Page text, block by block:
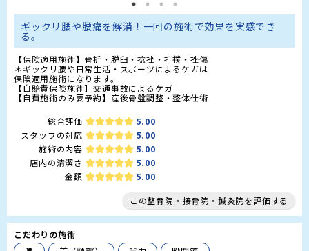
ギックリ腰や腰痛を解消！一回の施術で効果を実感でき
る。
【保険適用施術】骨折・脱臼・捻挫・打撲・挫傷
＊ギックリ腰や日常生活・スポーツによるケガは
保険適用施術になります。
【自賠責保険施術】交通事故によるケガ
総合評価
5.00
スタッフの対応
5.00
施術の内容
5.00
店内の清潔さ
5.00
金額
5.00
この整骨院・接骨院・鍼灸院を評価する
こだわりの施術